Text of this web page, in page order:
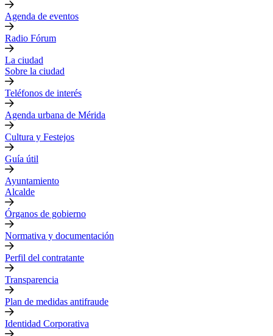
Agenda de eventos
Radio Fórum
La ciudad
Sobre la ciudad
Teléfonos de interés
Agenda urbana de Mérida
Cultura y Festejos
Guía útil
Ayuntamiento
Alcalde
Órganos de gobierno
Normativa y documentación
Perfil del contratante
Transparencia
Plan de medidas antifraude
Identidad Corporativa